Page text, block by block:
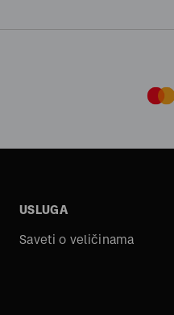
USLUGA
Saveti o veličinama